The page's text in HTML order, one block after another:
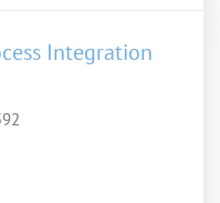
Integration